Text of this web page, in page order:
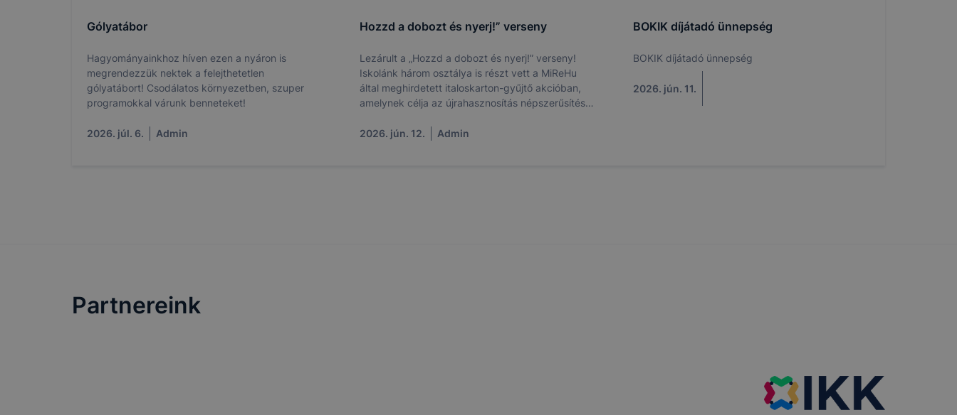
Gólyatábor
Hagyományainkhoz híven ezen a nyáron is
megrendezzük nektek a felejthetetlen
gólyatábort! Csodálatos környezetben, szuper
programokkal várunk benneteket!
2026. júl. 6. Admin
Hozzd a dobozt és nyerj!” verseny
Lezárult a „Hozzd a dobozt és nyerj!” verseny!
Iskolánk három osztálya is részt vett a MiReHu
által meghirdetett italoskarton-gyűjtő akcióban,
amelynek célja az újrahasznosítás népszerűsítése
2026. jún. 12.
Admin
BOKIK díjátadó ünnepség
BOKIK díjátadó ünnepség
2026. jún. 11.
Partnereink